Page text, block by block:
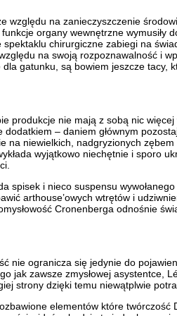
na zanieczyszczenie
organy wewnętrzne
chirurgiczne zabiegi na
na swoją rozpoznawalność i
gatunku, są bowiem jeszcze tacy,
nie mają z sobą nic
– daniem głównym
niewielkich, nadgryzionych
wyjątkowo niechętnie i sporo
i nieco suspensu
arthouse’owych wtrętów i
Cronenberga odnośnie
ogranicza się jedynie do
zawsze zmysłowej asystentce,
strony dzięki temu niewątplwie
elementów które